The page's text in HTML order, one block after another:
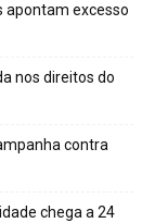
apontam excesso
nos direitos do
contra
chega a 24